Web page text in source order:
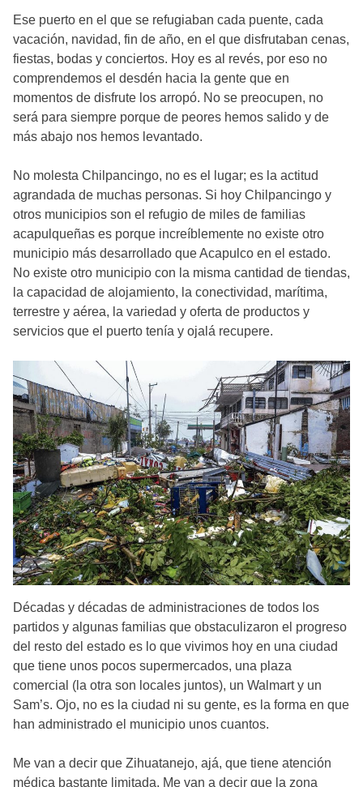
Ese puerto en el que se refugiaban cada puente, cada
vacación, navidad, fin de año, en el que disfrutaban cenas,
fiestas, bodas y conciertos. Hoy es al revés, por eso no
comprendemos el desdén hacia la gente que en
momentos de disfrute los arropó. No se preocupen, no
será para siempre porque de peores hemos salido y de
más abajo nos hemos levantado.
No molesta Chilpancingo, no es el lugar; es la actitud
agrandada de muchas personas. Si hoy Chilpancingo y
otros municipios son el refugio de miles de familias
acapulqueñas es porque increíblemente no existe otro
municipio más desarrollado que Acapulco en el estado.
No existe otro municipio con la misma cantidad de tiendas,
la capacidad de alojamiento, la conectividad, marítima,
terrestre y aérea, la variedad y oferta de productos y
servicios que el puerto tenía y ojalá recupere.
Décadas y décadas de administraciones de todos los
partidos y algunas familias que obstaculizaron el progreso
del resto del estado es lo que vivimos hoy en una ciudad
que tiene unos pocos supermercados, una plaza
comercial (la otra son locales juntos), un Walmart y un
Sam’s. Ojo, no es la ciudad ni su gente, es la forma en que
han administrado el municipio unos cuantos.
Me van a decir que Zihuatanejo, ajá, que tiene atención
médica bastante limitada. Me van a decir que la zona